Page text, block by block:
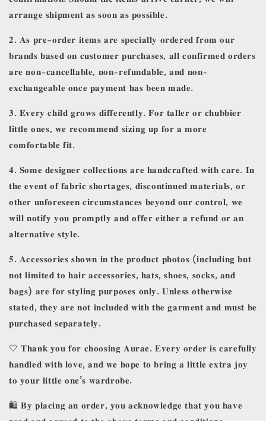
𝐚𝐫𝐫𝐚𝐧𝐠𝐞 𝐬𝐡𝐢𝐩𝐦𝐞𝐧𝐭 𝐚𝐬 𝐬𝐨𝐨𝐧 𝐚𝐬 𝐩𝐨𝐬𝐬𝐢𝐛𝐥𝐞.
𝟐. 𝐀𝐬 𝐩𝐫𝐞-𝐨𝐫𝐝𝐞𝐫 𝐢𝐭𝐞𝐦𝐬 𝐚𝐫𝐞 𝐬𝐩𝐞𝐜𝐢𝐚𝐥𝐥𝐲 𝐨𝐫𝐝𝐞𝐫𝐞𝐝 𝐟𝐫𝐨𝐦 𝐨𝐮𝐫
𝐛𝐫𝐚𝐧𝐝𝐬 𝐛𝐚𝐬𝐞𝐝 𝐨𝐧 𝐜𝐮𝐬𝐭𝐨𝐦𝐞𝐫 𝐩𝐮𝐫𝐜𝐡𝐚𝐬𝐞𝐬, 𝐚𝐥𝐥 𝐜𝐨𝐧𝐟𝐢𝐫𝐦𝐞𝐝 𝐨𝐫𝐝𝐞𝐫𝐬
𝐚𝐫𝐞 𝐧𝐨𝐧-𝐜𝐚𝐧𝐜𝐞𝐥𝐥𝐚𝐛𝐥𝐞, 𝐧𝐨𝐧-𝐫𝐞𝐟𝐮𝐧𝐝𝐚𝐛𝐥𝐞, 𝐚𝐧𝐝 𝐧𝐨𝐧-
𝐞𝐱𝐜𝐡𝐚𝐧𝐠𝐞𝐚𝐛𝐥𝐞 𝐨𝐧𝐜𝐞 𝐩𝐚𝐲𝐦𝐞𝐧𝐭 𝐡𝐚𝐬 𝐛𝐞𝐞𝐧 𝐦𝐚𝐝𝐞.
𝟑. 𝐄𝐯𝐞𝐫𝐲 𝐜𝐡𝐢𝐥𝐝 𝐠𝐫𝐨𝐰𝐬 𝐝𝐢𝐟𝐟𝐞𝐫𝐞𝐧𝐭𝐥𝐲. 𝐅𝐨𝐫 𝐭𝐚𝐥𝐥𝐞𝐫 𝐨𝐫 𝐜𝐡𝐮𝐛𝐛𝐢𝐞𝐫
𝐥𝐢𝐭𝐭𝐥𝐞 𝐨𝐧𝐞𝐬, 𝐰𝐞 𝐫𝐞𝐜𝐨𝐦𝐦𝐞𝐧𝐝 𝐬𝐢𝐳𝐢𝐧𝐠 𝐮𝐩 𝐟𝐨𝐫 𝐚 𝐦𝐨𝐫𝐞
𝐜𝐨𝐦𝐟𝐨𝐫𝐭𝐚𝐛𝐥𝐞 𝐟𝐢𝐭.
𝟒. 𝐒𝐨𝐦𝐞 𝐝𝐞𝐬𝐢𝐠𝐧𝐞𝐫 𝐜𝐨𝐥𝐥𝐞𝐜𝐭𝐢𝐨𝐧𝐬 𝐚𝐫𝐞 𝐡𝐚𝐧𝐝𝐜𝐫𝐚𝐟𝐭𝐞𝐝 𝐰𝐢𝐭𝐡 𝐜𝐚𝐫𝐞. 𝐈𝐧
𝐭𝐡𝐞 𝐞𝐯𝐞𝐧𝐭 𝐨𝐟 𝐟𝐚𝐛𝐫𝐢𝐜 𝐬𝐡𝐨𝐫𝐭𝐚𝐠𝐞𝐬, 𝐝𝐢𝐬𝐜𝐨𝐧𝐭𝐢𝐧𝐮𝐞𝐝 𝐦𝐚𝐭𝐞𝐫𝐢𝐚𝐥𝐬, 𝐨𝐫
𝐨𝐭𝐡𝐞𝐫 𝐮𝐧𝐟𝐨𝐫𝐞𝐬𝐞𝐞𝐧 𝐜𝐢𝐫𝐜𝐮𝐦𝐬𝐭𝐚𝐧𝐜𝐞𝐬 𝐛𝐞𝐲𝐨𝐧𝐝 𝐨𝐮𝐫 𝐜𝐨𝐧𝐭𝐫𝐨𝐥, 𝐰𝐞
𝐰𝐢𝐥𝐥 𝐧𝐨𝐭𝐢𝐟𝐲 𝐲𝐨𝐮 𝐩𝐫𝐨𝐦𝐩𝐭𝐥𝐲 𝐚𝐧𝐝 𝐨𝐟𝐟𝐞𝐫 𝐞𝐢𝐭𝐡𝐞𝐫 𝐚 𝐫𝐞𝐟𝐮𝐧𝐝 𝐨𝐫 𝐚𝐧
𝐚𝐥𝐭𝐞𝐫𝐧𝐚𝐭𝐢𝐯𝐞 𝐬𝐭𝐲𝐥𝐞.
𝟓. 𝐀𝐜𝐜𝐞𝐬𝐬𝐨𝐫𝐢𝐞𝐬 𝐬𝐡𝐨𝐰𝐧 𝐢𝐧 𝐭𝐡𝐞 𝐩𝐫𝐨𝐝𝐮𝐜𝐭 𝐩𝐡𝐨𝐭𝐨𝐬 (𝐢𝐧𝐜𝐥𝐮𝐝𝐢𝐧𝐠 𝐛𝐮𝐭
𝐧𝐨𝐭 𝐥𝐢𝐦𝐢𝐭𝐞𝐝 𝐭𝐨 𝐡𝐚𝐢𝐫 𝐚𝐜𝐜𝐞𝐬𝐬𝐨𝐫𝐢𝐞𝐬, 𝐡𝐚𝐭𝐬, 𝐬𝐡𝐨𝐞𝐬, 𝐬𝐨𝐜𝐤𝐬, 𝐚𝐧𝐝
𝐛𝐚𝐠𝐬) 𝐚𝐫𝐞 𝐟𝐨𝐫 𝐬𝐭𝐲𝐥𝐢𝐧𝐠 𝐩𝐮𝐫𝐩𝐨𝐬𝐞𝐬 𝐨𝐧𝐥𝐲. 𝐔𝐧𝐥𝐞𝐬𝐬 𝐨𝐭𝐡𝐞𝐫𝐰𝐢𝐬𝐞
𝐬𝐭𝐚𝐭𝐞𝐝, 𝐭𝐡𝐞𝐲 𝐚𝐫𝐞 𝐧𝐨𝐭 𝐢𝐧𝐜𝐥𝐮𝐝𝐞𝐝 𝐰𝐢𝐭𝐡 𝐭𝐡𝐞 𝐠𝐚𝐫𝐦𝐞𝐧𝐭 𝐚𝐧𝐝 𝐦𝐮𝐬𝐭 𝐛𝐞
𝐩𝐮𝐫𝐜𝐡𝐚𝐬𝐞𝐝 𝐬𝐞𝐩𝐚𝐫𝐚𝐭𝐞𝐥𝐲.
🤍 𝐓𝐡𝐚𝐧𝐤 𝐲𝐨𝐮 𝐟𝐨𝐫 𝐜𝐡𝐨𝐨𝐬𝐢𝐧𝐠 𝐀𝐮𝐫𝐚𝐞. 𝐄𝐯𝐞𝐫𝐲 𝐨𝐫𝐝𝐞𝐫 𝐢𝐬 𝐜𝐚𝐫𝐞𝐟𝐮𝐥𝐥𝐲
𝐡𝐚𝐧𝐝𝐥𝐞𝐝 𝐰𝐢𝐭𝐡 𝐥𝐨𝐯𝐞, 𝐚𝐧𝐝 𝐰𝐞 𝐡𝐨𝐩𝐞 𝐭𝐨 𝐛𝐫𝐢𝐧𝐠 𝐚 𝐥𝐢𝐭𝐭𝐥𝐞 𝐞𝐱𝐭𝐫𝐚 𝐣𝐨𝐲
𝐭𝐨 𝐲𝐨𝐮𝐫 𝐥𝐢𝐭𝐭𝐥𝐞 𝐨𝐧𝐞’𝐬 𝐰𝐚𝐫𝐝𝐫𝐨𝐛𝐞.
🛍️ 𝐁𝐲 𝐩𝐥𝐚𝐜𝐢𝐧𝐠 𝐚𝐧 𝐨𝐫𝐝𝐞𝐫, 𝐲𝐨𝐮 𝐚𝐜𝐤𝐧𝐨𝐰𝐥𝐞𝐝𝐠𝐞 𝐭𝐡𝐚𝐭 𝐲𝐨𝐮 𝐡𝐚𝐯𝐞